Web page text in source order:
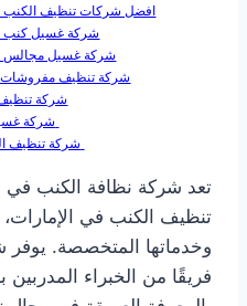
افضل شركات تنظيف الكنب
شركة غسيل كنب
شركة غسيل مجالس
شركة تنظيف
شركة
تعد شركة نظافة الكنب
تنظيف الكنب في الإمارات،
وخدماتها المتخصصة.
فريقًا من الخبراء